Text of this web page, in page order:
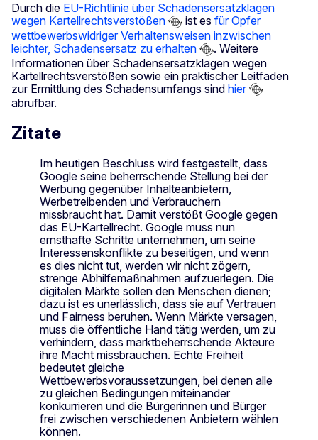
Durch die EU-Richtlinie über Schadensersatzklagen
wegen Kartellrechtsverstößen
ist es für Opfer
wettbewerbswidriger Verhaltensweisen inzwischen
leichter, Schadensersatz zu erhalten
. Weitere
Informationen über Schadensersatzklagen wegen
Kartellrechtsverstößen sowie ein praktischer Leitfaden
zur Ermittlung des Schadensumfangs sind hier
abrufbar.
Zitate
Im heutigen Beschluss wird festgestellt, dass
Google seine beherrschende Stellung bei der
Werbung gegenüber Inhalteanbietern,
Werbetreibenden und Verbrauchern
missbraucht hat. Damit verstößt Google gegen
das EU-Kartellrecht. Google muss nun
ernsthafte Schritte unternehmen, um seine
Interessenskonflikte zu beseitigen, und wenn
es dies nicht tut, werden wir nicht zögern,
strenge Abhilfemaßnahmen aufzuerlegen. Die
digitalen Märkte sollen den Menschen dienen;
dazu ist es unerlässlich, dass sie auf Vertrauen
und Fairness beruhen. Wenn Märkte versagen,
muss die öffentliche Hand tätig werden, um zu
verhindern, dass marktbeherrschende Akteure
ihre Macht missbrauchen. Echte Freiheit
bedeutet gleiche
Wettbewerbsvoraussetzungen, bei denen alle
zu gleichen Bedingungen miteinander
konkurrieren und die Bürgerinnen und Bürger
frei zwischen verschiedenen Anbietern wählen
können.